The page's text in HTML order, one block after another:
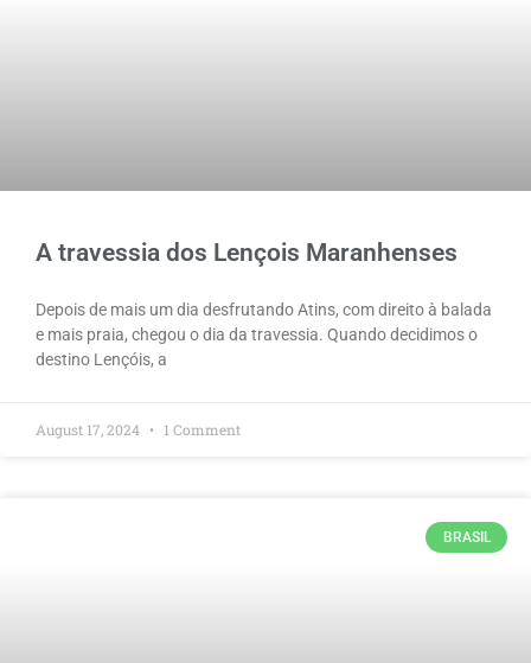
A travessia dos Lençois Maranhenses
Depois de mais um dia desfrutando Atins, com direito à balada
e mais praia, chegou o dia da travessia. Quando decidimos o
destino Lençóis, a
August 17, 2024 1 Comment
BRASIL